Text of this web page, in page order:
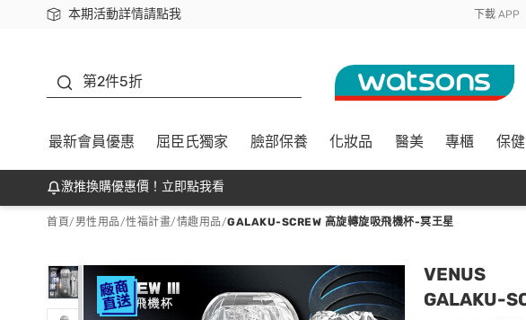
本期活動詳情請點我
下載app最高回饋$350 下載 APP
第2件5折
最新會員優惠 屈臣氏獨家 臉部保養 化妝品 醫美 專櫃 保健
激推換購優惠價！立即點我看
首頁/ 男性用品/性福計畫/情趣用品/GALAKU-SCREW 高旋轉旋吸飛機杯-冥王星
VENUS
GALAKU-